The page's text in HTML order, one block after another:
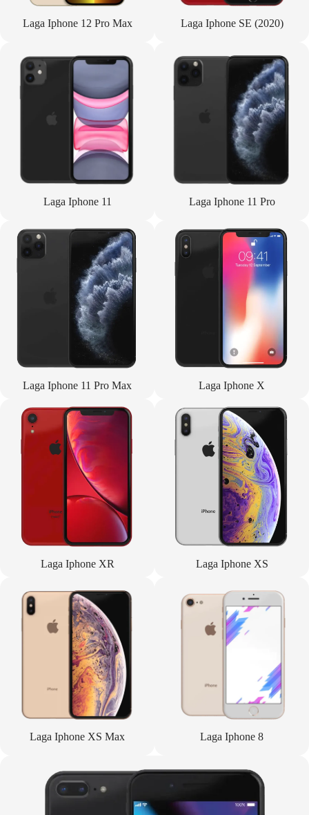
Laga Iphone 12 Pro Max Laga Iphone SE (2020)
Laga Iphone 11 Laga Iphone 11 Pro
Laga Iphone 11 Pro Max Laga Iphone X
Laga Iphone XR Laga Iphone XS
Laga Iphone XS Max Laga Iphone 8